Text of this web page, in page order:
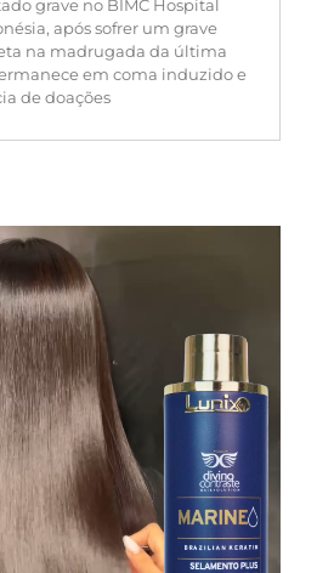
grave no BIMC Hospital
após sofrer um grave
na madrugada da última
em coma induzido e
de doações